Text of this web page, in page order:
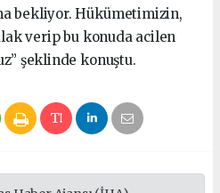
bekliyor. Hükümetimizin,
verip bu konuda acilen
şeklinde konuştu.